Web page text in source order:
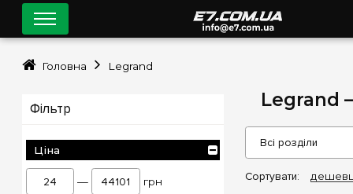
Legrand
Сортувати:
Фільтр
Ціна
— грн
Головна Legrand